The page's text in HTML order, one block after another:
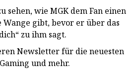
sehen, wie MGK dem Fan einen
Wange gibt, bevor er über das
zu ihm sagt.
Newsletter für die neuesten
und mehr.